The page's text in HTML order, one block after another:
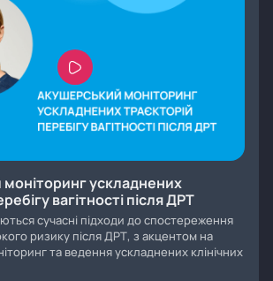
ускладнених
вагітності після ДРТ
сучасні підходи до спостереження
ризику після ДРТ, з акцентом на
та ведення ускладнених клінічних